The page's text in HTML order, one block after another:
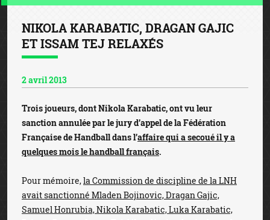
NIKOLA KARABATIC, DRAGAN GAJIC
ET ISSAM TEJ RELAXÉS
2 avril 2013
Trois joueurs, dont Nikola Karabatic, ont vu leur
sanction annulée par le jury d’appel de la Fédération
Française de Handball dans l’affaire qui a secoué il y a
quelques mois le handball français.
Pour mémoire,la Commission de discipline de la LNH
avait sanctionné Mladen Bojinovic, Dragan Gajic,
Samuel Honrubia, Nikola Karabatic, Luka Karabatic,